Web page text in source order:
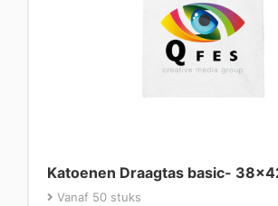
Katoenen Draagtas basic-
Vanaf 50 stuks